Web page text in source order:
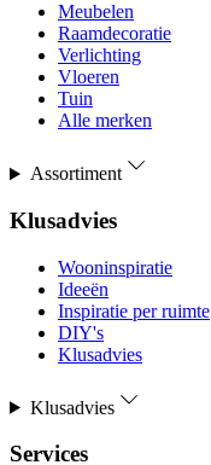
Meubelen
Raamdecoratie
Verlichting
Vloeren
Tuin
Alle merken
Assortiment
Klusadvies
Wooninspiratie
Ideeën
Inspiratie per ruimte
DIY's
Klusadvies
Klusadvies
Services